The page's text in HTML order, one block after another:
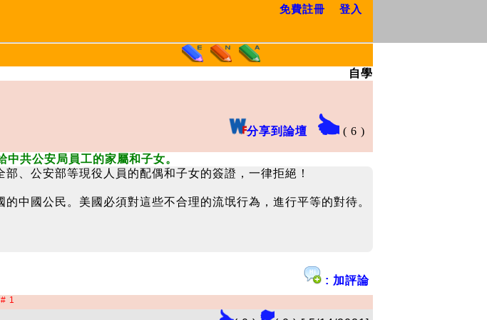
免費註冊 登入
自學
分享到論壇 ( 6 )
共公安局員工的家屬和子女。
、公安部等現役人員的配偶和子女的簽證，一律拒絕！
中國公民。美國必須對這些不合理的流氓行為，進行平等的對待。
: 加評論
# 1